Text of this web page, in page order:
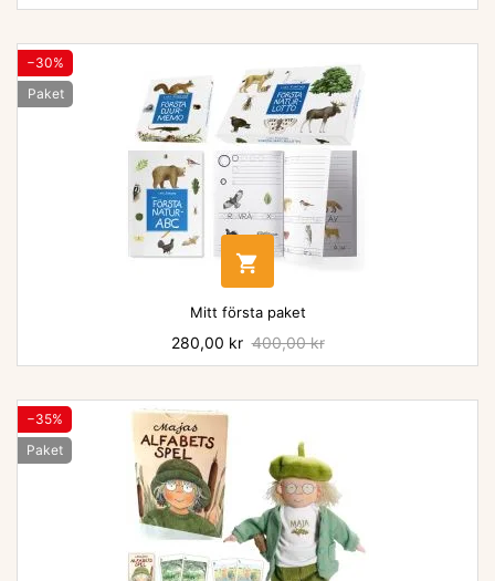
−30%
Paket

Mitt första paket
Pris
280,00 kr Baspris
400,00 kr
−35%
Paket